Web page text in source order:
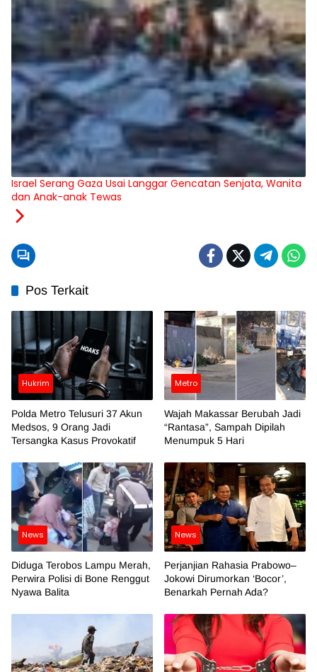
Israel Serang Gaza Usai Langgar Gencatan Senjata, Wanita
dan Anak-anak Tewas
Pos Terkait
Hukrim
Polda Metro Telusuri 37 Akun
Medsos, 9 Orang Jadi
Tersangka Kasus Provokatif
Metro
Wajah Makassar Berubah Jadi
“Rantasa”, Sampah Dipilah
Menumpuk 5 Hari
News
Diduga Terobos Lampu Merah,
Perwira Polisi di Bone Renggut
Nyawa Balita
News
Perjanjian Rahasia Prabowo–
Jokowi Dirumorkan ‘Bocor’,
Benarkah Pernah Ada?